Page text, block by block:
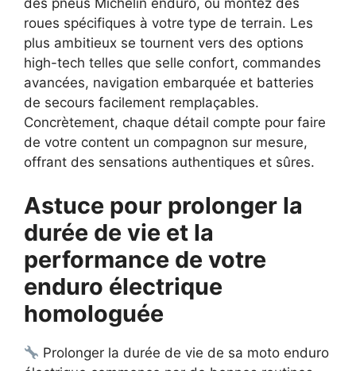
roues spécifiques à votre type de terrain. Les
plus ambitieux se tournent vers des options
high-tech telles que selle confort, commandes
avancées, navigation embarquée et batteries
de secours facilement remplaçables.
Concrètement, chaque détail compte pour faire
de votre content un compagnon sur mesure,
offrant des sensations authentiques et sûres.
Astuce pour prolonger la
durée de vie et la
performance de votre
enduro électrique
homologuée
Prolonger la durée de vie de sa moto enduro